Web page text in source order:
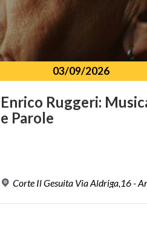
03/09/2026
Enrico Ruggeri:
e Parole
Corte IlGesuita ViaAldriga,16-